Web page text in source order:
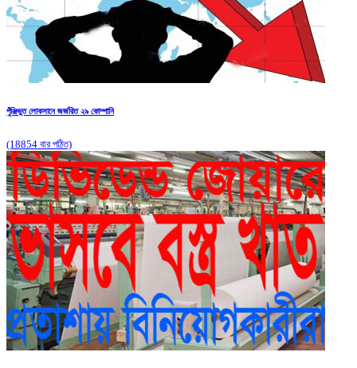
পুঁঞ্জিভুত লোকসানে জর্জরিত ২৯ কোম্পানি
(18854 বার পঠিত)